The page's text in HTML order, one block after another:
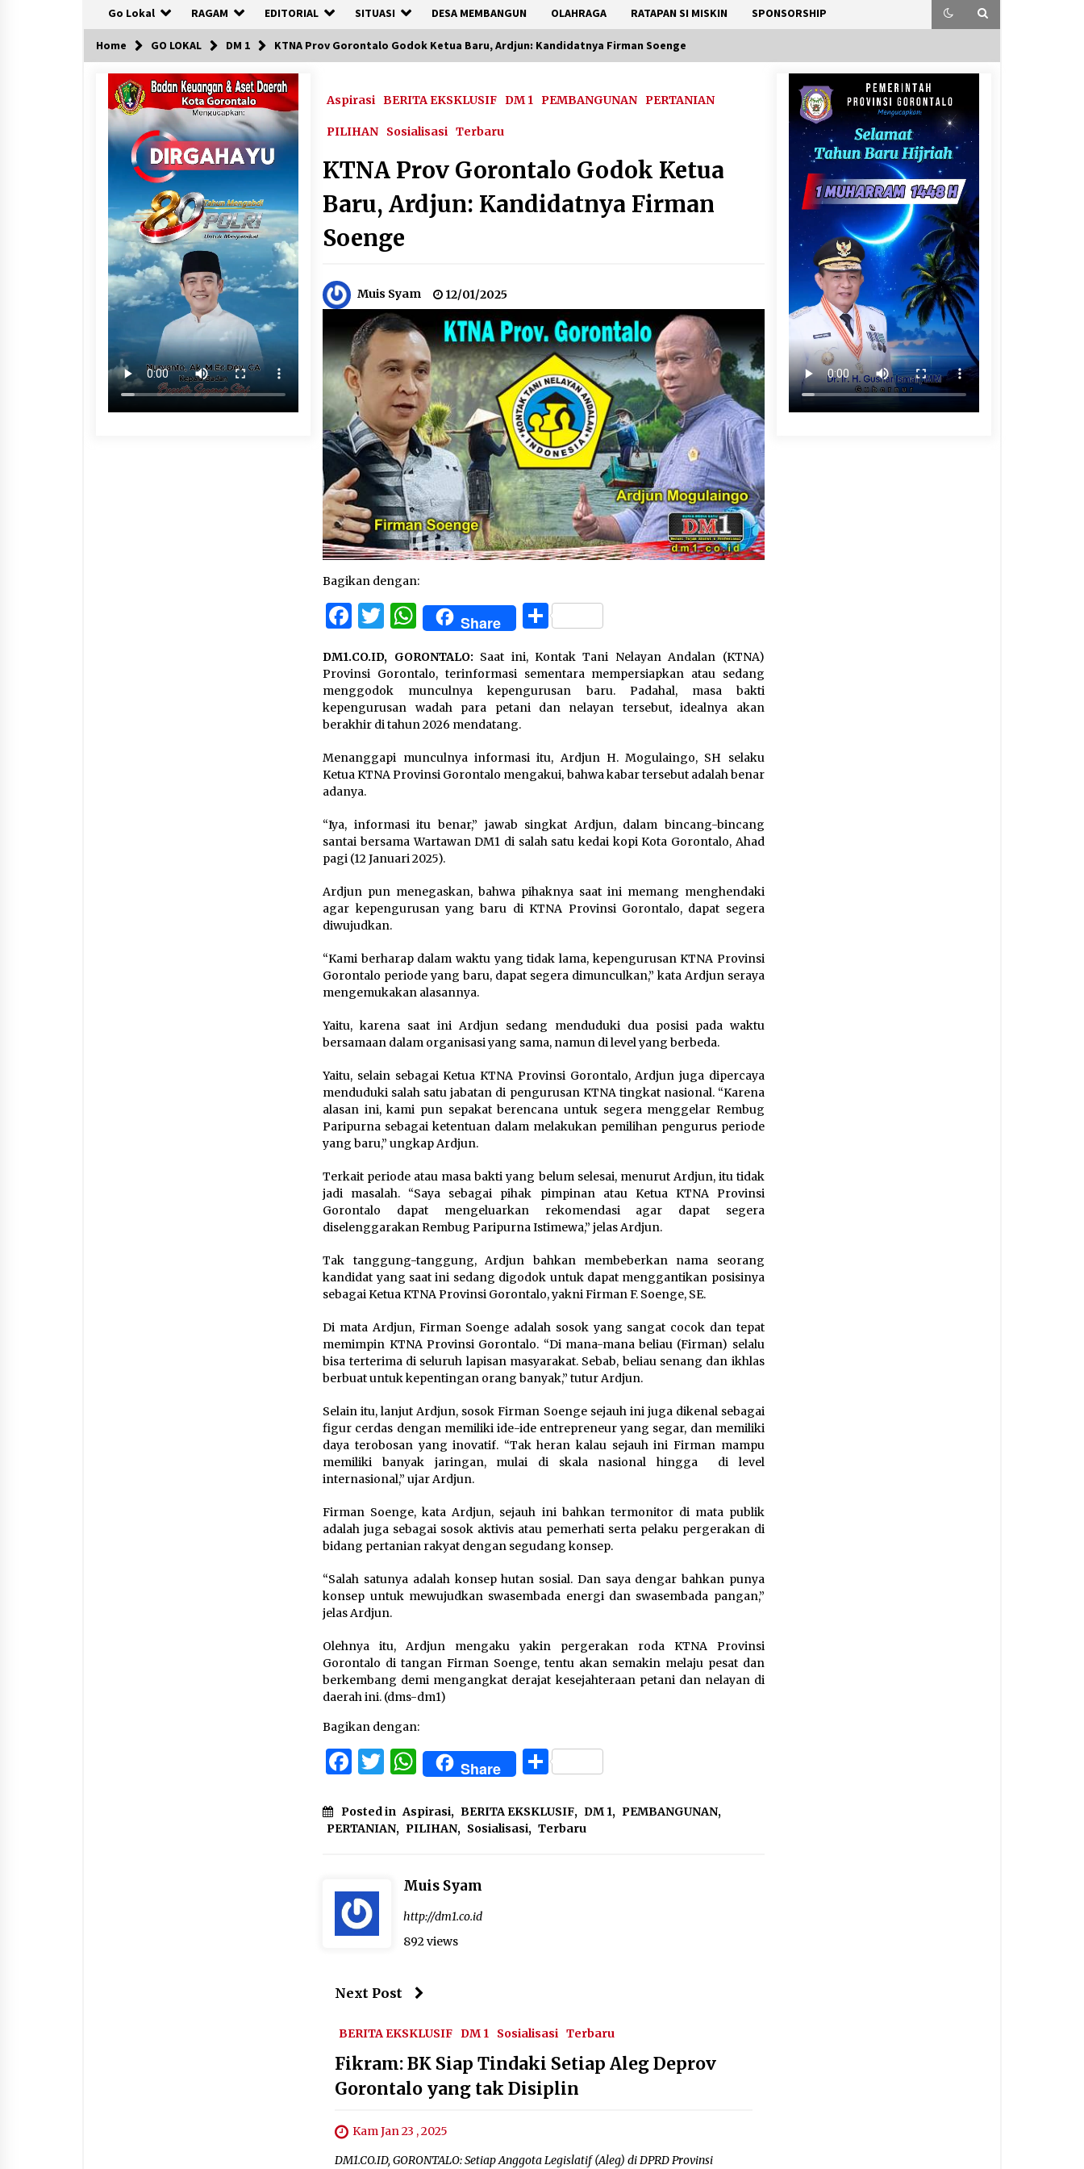
Go Lokal RAGAM EDITORIAL SITUASI DESA MEMBANGUN OLAHRAGA RATAPAN SI MISKIN SPONSORSHIP
Home GO LOKAL DM 1 KTNA Prov Gorontalo Godok Ketua Baru, Ardjun: Kandidatnya Firman Soenge
Aspirasi BERITA EKSKLUSIF DM 1 PEMBANGUNAN PERTANIAN
PILIHAN Sosialisasi Terbaru
KTNA Prov Gorontalo Godok Ketua
Baru, Ardjun: Kandidatnya Firman
Soenge
Muis Syam 12/01/2025
Bagikan dengan:
Facebook
Twitter
WhatsApp
Share Share
DM1.CO.ID, GORONTALO: Saat ini, Kontak Tani Nelayan Andalan (KTNA)
Provinsi Gorontalo, terinformasi sementara mempersiapkan atau sedang
menggodok munculnya kepengurusan baru. Padahal, masa bakti
kepengurusan wadah para petani dan nelayan tersebut, idealnya akan
berakhir di tahun 2026 mendatang.
Menanggapi munculnya informasi itu, Ardjun H. Mogulaingo, SH selaku
Ketua KTNA Provinsi Gorontalo mengakui, bahwa kabar tersebut adalah benar
adanya.
“Iya, informasi itu benar,” jawab singkat Ardjun, dalam bincang-bincang
santai bersama Wartawan DM1 di salah satu kedai kopi Kota Gorontalo, Ahad
pagi (12 Januari 2025).
Ardjun pun menegaskan, bahwa pihaknya saat ini memang menghendaki
agar kepengurusan yang baru di KTNA Provinsi Gorontalo, dapat segera
diwujudkan.
“Kami berharap dalam waktu yang tidak lama, kepengurusan KTNA Provinsi
Gorontalo periode yang baru, dapat segera dimunculkan,” kata Ardjun seraya
mengemukakan alasannya.
Yaitu, karena saat ini Ardjun sedang menduduki dua posisi pada waktu
bersamaan dalam organisasi yang sama, namun di level yang berbeda.
Yaitu, selain sebagai Ketua KTNA Provinsi Gorontalo, Ardjun juga dipercaya
menduduki salah satu jabatan di pengurusan KTNA tingkat nasional. “Karena
alasan ini, kami pun sepakat berencana untuk segera menggelar Rembug
Paripurna sebagai ketentuan dalam melakukan pemilihan pengurus periode
yang baru,” ungkap Ardjun.
Terkait periode atau masa bakti yang belum selesai, menurut Ardjun, itu tidak
jadi masalah. “Saya sebagai pihak pimpinan atau Ketua KTNA Provinsi
Gorontalo dapat mengeluarkan rekomendasi agar dapat segera
diselenggarakan Rembug Paripurna Istimewa,” jelas Ardjun.
Tak tanggung-tanggung, Ardjun bahkan membeberkan nama seorang
kandidat yang saat ini sedang digodok untuk dapat menggantikan posisinya
sebagai Ketua KTNA Provinsi Gorontalo, yakni Firman F. Soenge, SE.
Di mata Ardjun, Firman Soenge adalah sosok yang sangat cocok dan tepat
memimpin KTNA Provinsi Gorontalo. “Di mana-mana beliau (Firman) selalu
bisa terterima di seluruh lapisan masyarakat. Sebab, beliau senang dan ikhlas
berbuat untuk kepentingan orang banyak,” tutur Ardjun.
Selain itu, lanjut Ardjun, sosok Firman Soenge sejauh ini juga dikenal sebagai
figur cerdas dengan memiliki ide-ide entrepreneur yang segar, dan memiliki
daya terobosan yang inovatif. “Tak heran kalau sejauh ini Firman mampu
memiliki banyak jaringan, mulai di skala nasional hingga di level
internasional,” ujar Ardjun.
Firman Soenge, kata Ardjun, sejauh ini bahkan termonitor di mata publik
adalah juga sebagai sosok aktivis atau pemerhati serta pelaku pergerakan di
bidang pertanian rakyat dengan segudang konsep.
“Salah satunya adalah konsep hutan sosial. Dan saya dengar bahkan punya
konsep untuk mewujudkan swasembada energi dan swasembada pangan,”
jelas Ardjun.
Olehnya itu, Ardjun mengaku yakin pergerakan roda KTNA Provinsi
Gorontalo di tangan Firman Soenge, tentu akan semakin melaju pesat dan
berkembang demi mengangkat derajat kesejahteraan petani dan nelayan di
daerah ini. (dms-dm1)
Bagikan dengan:
Facebook
Twitter
WhatsApp
Share Share
Posted in Aspirasi, BERITA EKSKLUSIF, DM 1, PEMBANGUNAN,
PERTANIAN, PILIHAN, Sosialisasi, Terbaru
Muis Syam
http://dm1.co.id
892 views
Next Post
BERITA EKSKLUSIF DM 1 Sosialisasi Terbaru
Fikram: BK Siap Tindaki Setiap Aleg Deprov
Gorontalo yang tak Disiplin
Kam Jan 23 , 2025
DM1.CO.ID, GORONTALO: Setiap Anggota Legislatif (Aleg) di DPRD Provinsi